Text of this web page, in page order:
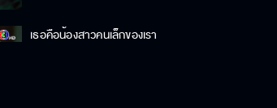
เธอคือน้องสาวคนเล็กของเรา